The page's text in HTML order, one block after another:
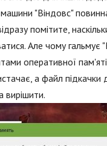
"Віндовс"
помітите,
Але чому гальмує
оперативної
а файл підкачки